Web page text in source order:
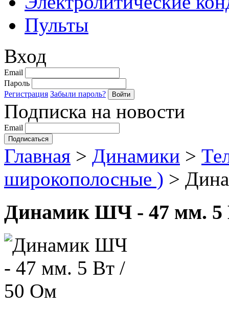
Пульты
Вход
Email
Пароль
Регистрация Забыли пароль?
Подписка на новости
Email
Главная > Динамики >
широкополосные ) >
Динамик ШЧ - 47 мм. 5